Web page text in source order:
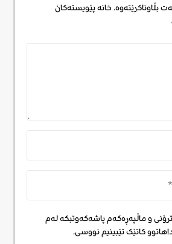
بڵاوناکرێتەوە.خانە پێویستەکان
و ماڵپەڕەکەم پاشەکەوتبکە لەم
کاتێک تێبینیم نووسی.